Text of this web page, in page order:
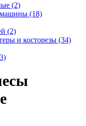
(2)
машины (18)
(2)
и косторезы (34)